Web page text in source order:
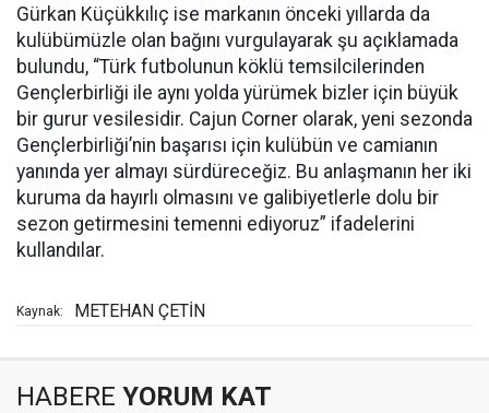
Gürkan Küçükkılıç ise markanın önceki yıllarda da
kulübümüzle olan bağını vurgulayarak şu açıklamada
bulundu, “Türk futbolunun köklü temsilcilerinden
Gençlerbirliği ile aynı yolda yürümek bizler için büyük
bir gurur vesilesidir. Cajun Corner olarak, yeni sezonda
Gençlerbirliği’nin başarısı için kulübün ve camianın
yanında yer almayı sürdüreceğiz. Bu anlaşmanın her iki
kuruma da hayırlı olmasını ve galibiyetlerle dolu bir
sezon getirmesini temenni ediyoruz” ifadelerini
kullandılar.
Kaynak: METEHAN ÇETİN
HABERE YORUM KAT